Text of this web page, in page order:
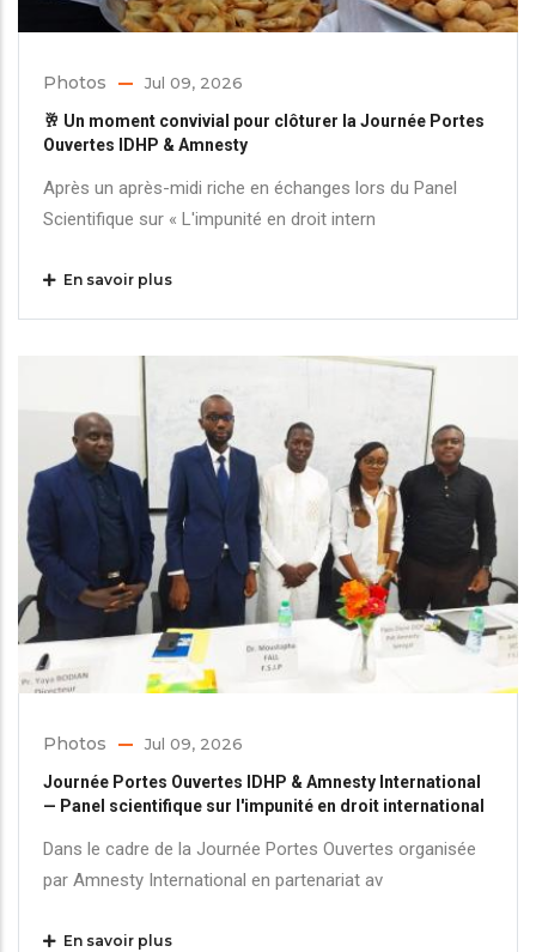
Photos
Jul 09, 2026
🥂 Un moment convivial pour clôturer la Journée Portes
Ouvertes IDHP & Amnesty
Après un après-midi riche en échanges lors du Panel
Scientifique sur « L'impunité en droit intern
En savoir plus
Photos
Jul 09, 2026
Journée Portes Ouvertes IDHP & Amnesty International
— Panel scientifique sur l'impunité en droit international
Dans le cadre de la Journée Portes Ouvertes organisée
par Amnesty International en partenariat av
En savoir plus